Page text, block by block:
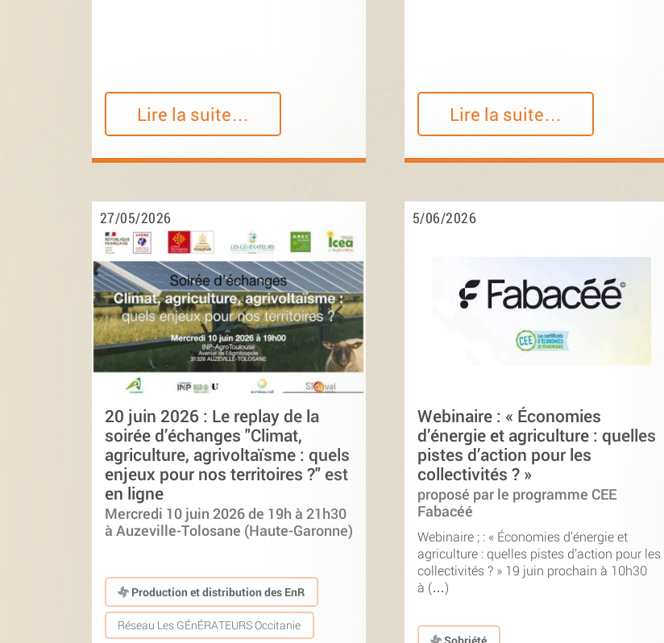
Lire la suite… Lire la suite…
27/05/2026
20 juin 2026 : Le replay de la
soirée d’échanges "Climat,
agriculture, agrivoltaïsme : quels
enjeux pour nos territoires ?" est
en ligne
Mercredi 10 juin 2026 de 19h à 21h30
à Auzeville-Tolosane (Haute-Garonne)
Production et distribution des EnR
Réseau Les GÉnÉRATEURS Occitanie
5/06/2026
Webinaire : « Économies
d’énergie et agriculture : quelles
pistes d’action pour les
collectivités ? »
proposé par le programme CEE
Fabacéé
Webinaire ; : « Économies d’énergie et
agriculture : quelles pistes d’action pour les
collectivités ? » 19 juin prochain à 10h30
à (…)